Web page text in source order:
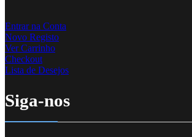
Entrar na Conta
Novo Registo
Ver Carrinho
Checkout
Lista de Desejos
Siga-nos